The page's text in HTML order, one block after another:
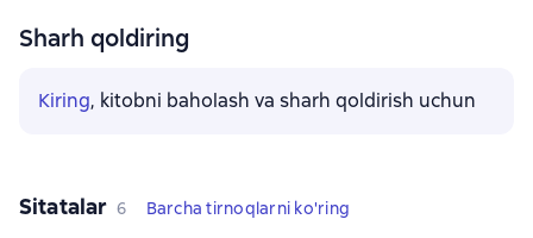
Sharh qoldiring
Kiring, kitobni baholash va sharh qoldirish uchun
Sitatalar 6 Barcha tirnoqlarni ko'ring